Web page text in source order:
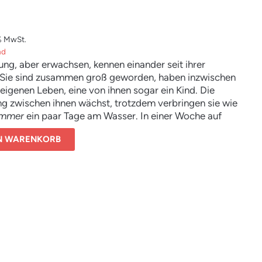
MwSt.
aber erwachsen, kennen einander seit ihrer
sind zusammen groß geworden, haben inzwischen
Leben, eine von ihnen sogar ein Kind. Die
zwischen ihnen wächst, trotzdem verbringen sie wie
ein paar Tage am Wasser. In einer Woche auf
in der Maremma, einem sumpfigen
in Mittelitalien, einer Landschaft am Rand der
Meer und Land, in der alles sich ständig zu
Mit feinem Sensorium für kleinste Bewegungen,
WARENKORB